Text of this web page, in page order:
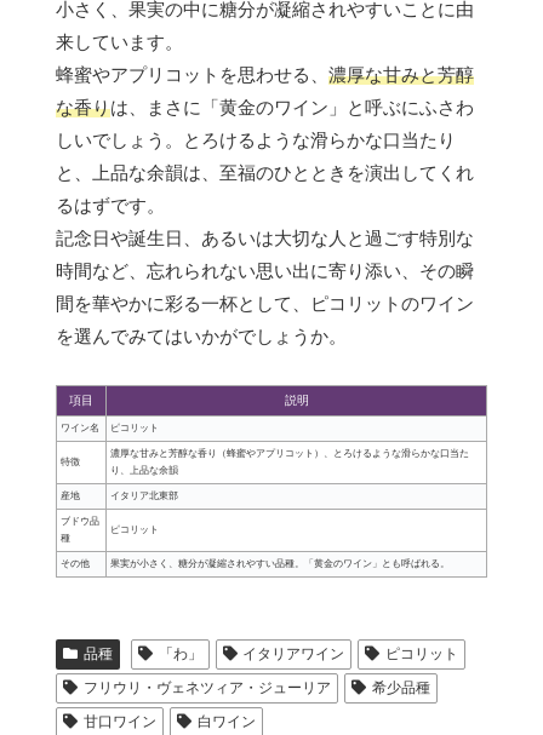
小さく、果実の中に糖分が凝縮されやすいことに由
来しています。
蜂蜜やアプリコットを思わせる、 濃厚な甘みと芳醇
な香りは、まさに「黄金のワイン」と呼ぶにふさわ
しいでしょう。とろけるような滑らかな口当たり
と、上品な余韻は、至福のひとときを演出してくれ
るはずです。
記念日や誕生日、あるいは大切な人と過ごす特別な
時間など、忘れられない思い出に寄り添い、その瞬
間を華やかに彩る一杯として、ピコリットのワイン
を選んでみてはいかがでしょうか。
項目 説明
ワイン名 ピコリット
特徴
濃厚な甘みと芳醇な香り（蜂蜜やアプリコット）、とろけるような滑らかな口当た
り、上品な余韻
産地 イタリア北東部
ブドウ品
種
ピコリット
その他 果実が小さく、糖分が凝縮されやすい品種。「黄金のワイン」とも呼ばれる。
品種 「わ」 イタリアワイン
ピコリット
フリウリ・ヴェネツィア・ジューリア
希少品種
甘口ワイン
白ワイン